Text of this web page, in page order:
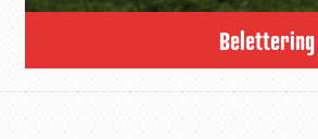
Belettering